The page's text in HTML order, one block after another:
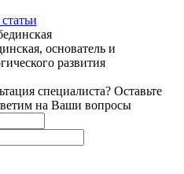
основатель и
развития
специалиста? Оставьте
на Ваши вопросы